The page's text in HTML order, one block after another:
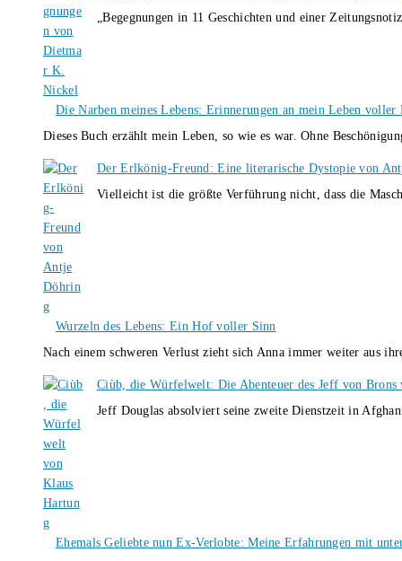
„Begegnungen in 11 Geschichten und einer
Die Narben meines Lebens: Erinnerungen an mein Leben
Dieses Buch erzählt mein Leben, so wie es war. Ohne
Der Erlkönig-Freund: Eine literarische Dystopie von
Vielleicht ist die größte Verführung nicht, dass die
Wurzeln des Lebens: Ein Hof voller Sinn
Nach einem schweren Verlust zieht sich Anna immer weiter aus
Ciùb, die Würfelwelt: Die Abenteuer des Jeff von Brons
Jeff Douglas absolviert seine zweite Dienstzeit in
Ehemals Geliebte nun Ex-Verlobte: Meine Erfahrungen mit